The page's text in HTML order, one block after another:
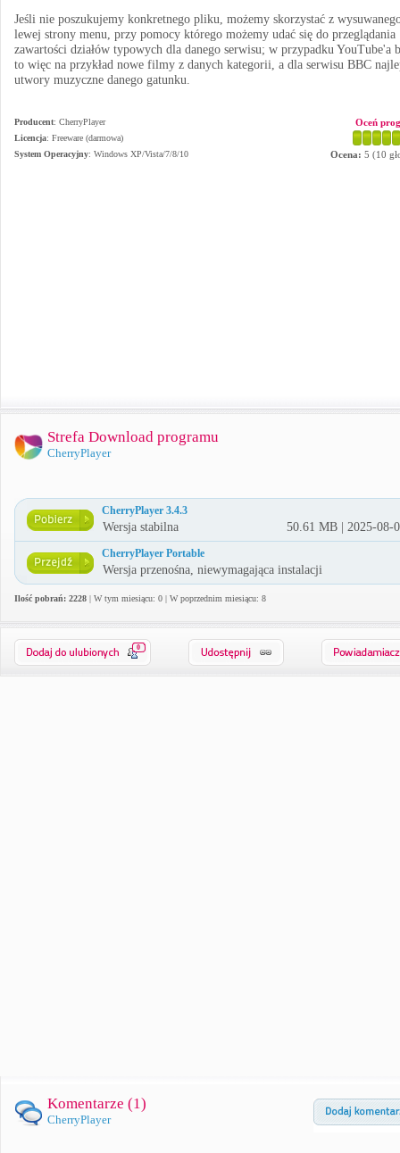
Jeśli nie poszukujemy konkretnego pliku, możemy skorzystać z
lewej strony menu, przy pomocy którego możemy udać się do przeglądania
zawartości działów typowych dla danego serwisu; w przypadku YouTube'a
to więc na przykład nowe filmy z danych kategorii, a dla serwisu BBC
utwory muzyczne danego gatunku.
Producent: CherryPlayer
Licencja: Freeware (darmowa)
System Operacyjny: Windows XP/Vista/7/8/10
Oceń
Ocena: 5 (10
Strefa Download programu
CherryPlayer
CherryPlayer 3.4.3
Wersja stabilna 50.61 MB | 2025-08-
CherryPlayer Portable
Wersja przenośna, niewymagająca instalacji
Ilość pobrań: 2228 | W tym miesiącu: 0 | W poprzednim miesiącu: 8
0
Komentarze (1)
CherryPlayer